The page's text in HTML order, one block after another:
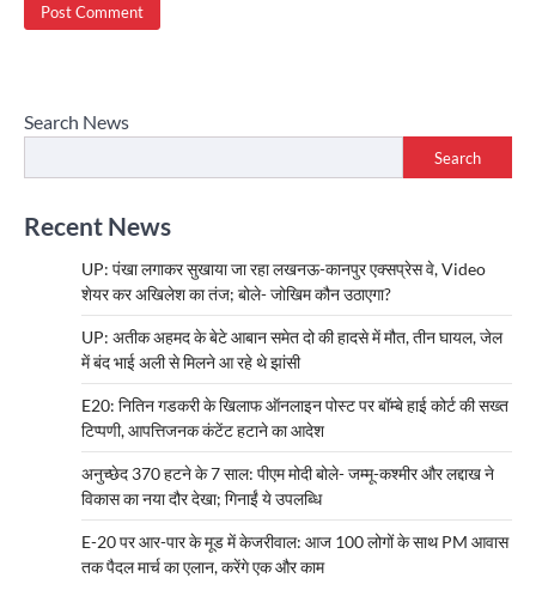
Search News
Search
Recent News
UP: पंखा लगाकर सुखाया जा रहा लखनऊ-कानपुर एक्सप्रेस वे, Video
शेयर कर अखिलेश का तंज; बोले- जोखिम कौन उठाएगा?
UP: अतीक अहमद के बेटे आबान समेत दो की हादसे में मौत, तीन घायल, जेल
में बंद भाई अली से मिलने आ रहे थे झांसी
E20: नितिन गडकरी के खिलाफ ऑनलाइन पोस्ट पर बॉम्बे हाई कोर्ट की सख्त
टिप्पणी, आपत्तिजनक कंटेंट हटाने का आदेश
अनुच्छेद 370 हटने के 7 साल: पीएम मोदी बोले- जम्मू-कश्मीर और लद्दाख ने
विकास का नया दौर देखा; गिनाईं ये उपलब्धि
E-20 पर आर-पार के मूड में केजरीवाल: आज 100 लोगों के साथ PM आवास
तक पैदल मार्च का एलान, करेंगे एक और काम